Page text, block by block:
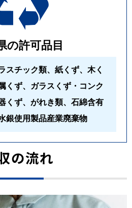
の許可品目
スチック類、紙くず、木く
くず、ガラスくず・コンク
くず、がれき類、石綿含有
銀使用製品産業廃棄物
の流れ